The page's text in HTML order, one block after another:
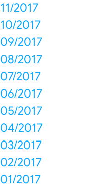
11/2017
10/2017
09/2017
08/2017
07/2017
06/2017
05/2017
04/2017
03/2017
02/2017
01/2017